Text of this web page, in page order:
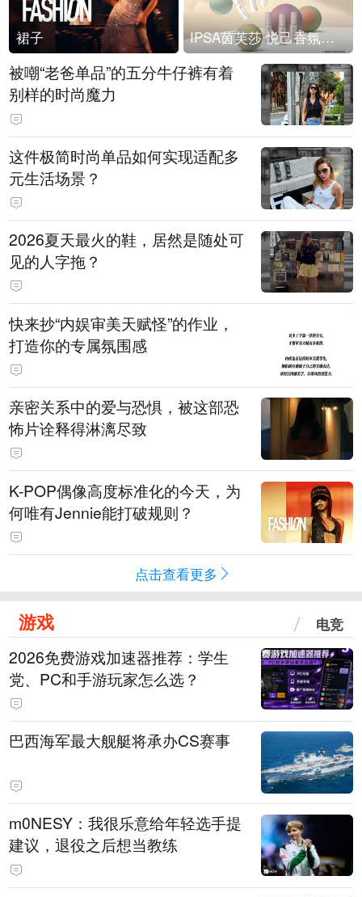
裙子 IPSA茵芙莎 悦己香氛凝露上市
被嘲“老爸单品”的五分牛仔裤有着
别样的时尚魔力
这件极简时尚单品如何实现适配多
元生活场景？
2026夏天最火的鞋，居然是随处可
见的人字拖？
快来抄“内娱审美天赋怪”的作业，
打造你的专属氛围感
亲密关系中的爱与恐惧，被这部恐
怖片诠释得淋漓尽致
K-POP偶像高度标准化的今天，为
何唯有Jennie能打破规则？
点击查看更多
游戏 电竞
2026免费游戏加速器推荐：学生
党、PC和手游玩家怎么选？
巴西海军最大舰艇将承办CS赛事
m0NESY：我很乐意给年轻选手提
建议，退役之后想当教练